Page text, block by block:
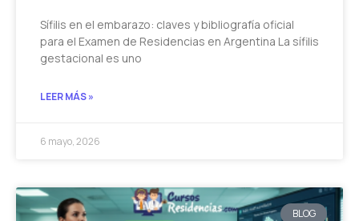
Sífilis en el embarazo: claves y bibliografía oficial
para el Examen de Residencias en Argentina La sífilis
gestacional es uno
LEER MÁS »
6 mayo, 2026
BLOG